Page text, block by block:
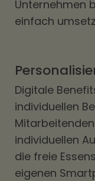
Unternehmen
einfach
Digitale
individuellen
individuellen
die freie
eigenen